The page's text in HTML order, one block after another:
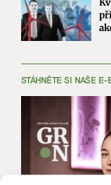
STÁHNĚTE SI NAŠE E-